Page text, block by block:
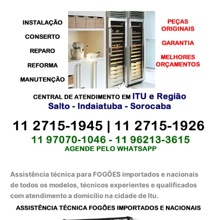
Assistência técnica para FOGÕES importados e nacionais
de todos os modelos, técnicos experientes e qualificados
com atendimento a domicílio na cidade de Itu.